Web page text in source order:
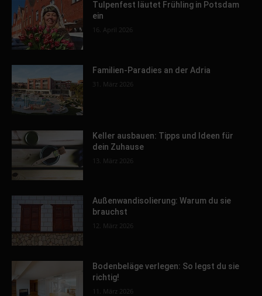
Tulpenfest läutet Frühling in Potsdam
ein
16. April 2026
Familien-Paradies an der Adria
31. März 2026
Keller ausbauen: Tipps und Ideen für
dein Zuhause
13. März 2026
Außenwandisolierung: Warum du sie
brauchst
12. März 2026
Bodenbeläge verlegen: So legst du sie
richtig!
11. März 2026